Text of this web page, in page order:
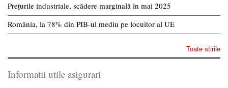
Prețurile industriale, scădere marginală în mai 2025
România, la 78% din PIB-ul mediu pe locuitor al UE
Toate stirile
Informatii utile asigurari